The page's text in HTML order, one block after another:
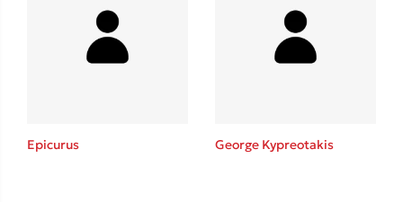
Playlist
Epicurus George Kypreotakis